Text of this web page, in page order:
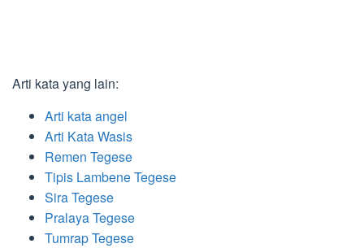
Arti kata yang lain:
Arti kata angel
Arti Kata Wasis
Remen Tegese
Tipis Lambene Tegese
Sira Tegese
Pralaya Tegese
Tumrap Tegese